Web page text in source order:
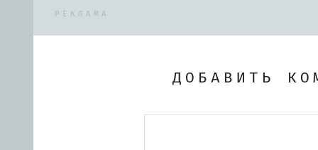
РЕКЛАМА
ДОБАВИТЬ